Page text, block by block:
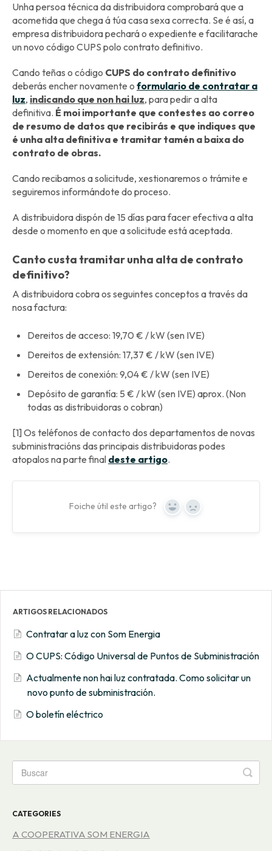
Unha persoa técnica da distribuidora comprobará que a
acometida que chega á túa casa sexa correcta. Se é así, a
empresa distribuidora pechará o expediente e facilitarache
un novo código CUPS polo contrato definitivo.
Cando teñas o código CUPS do contrato definitivo
deberás encher novamente o formulario de contratar a
luz, indicando que non hai luz, para pedir a alta
definitiva. É moi importante que contestes ao correo
de resumo de datos que recibirás e que indiques que
é unha alta definitiva e tramitar tamén a baixa do
contrato de obras.
Cando recibamos a solicitude, xestionaremos o trámite e
seguiremos informándote do proceso.
A distribuidora dispón de 15 días para facer efectiva a alta
desde o momento en que a solicitude está aceptada.
Canto custa tramitar unha alta de contrato
definitivo?
A distribuidora cobra os seguintes conceptos a través da
nosa factura:
Dereitos de acceso: 19,70 € / kW (sen IVE)
Dereitos de extensión: 17,37 € / kW (sen IVE)
Dereitos de conexión: 9,04 € / kW (sen IVE)
Depósito de garantía: 5 € / kW (sen IVE) aprox. (Non
todas as distribuidoras o cobran)
[1] Os teléfonos de contacto dos departamentos de novas
subministracións das principais distribuidoras podes
atopalos na parte final deste artigo.
Foiche útil este artigo? Yes No
ARTIGOS RELACIONADOS
Contratar a luz con Som Energia
O CUPS: Código Universal de Puntos de Subministración
Actualmente non hai luz contratada. Como solicitar un
novo punto de subministración.
O boletín eléctrico
CATEGORIES
A COOPERATIVA SOM ENERGIA